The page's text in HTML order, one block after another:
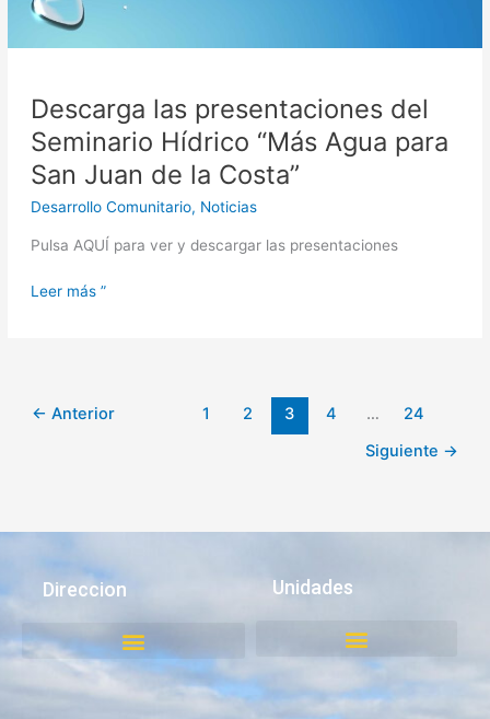
Descarga las presentaciones del
Seminario Hídrico “Más Agua para
San Juan de la Costa”
Desarrollo Comunitario, Noticias
Pulsa AQUÍ para ver y descargar las presentaciones
Leer más ”
← Anterior 1 2 3 4 …
24
Siguiente →
Direccion Unidades